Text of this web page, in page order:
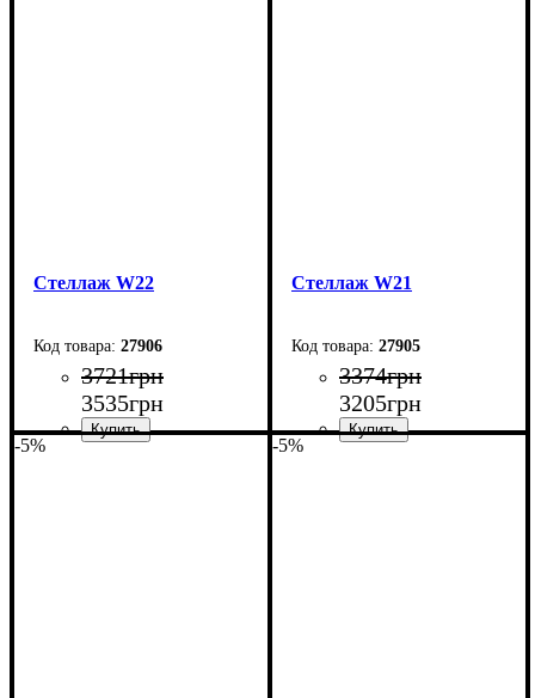
Стеллаж W22
27906
3721грн
3535грн
Стеллаж W21
27905
3374грн
3205грн
-5% -5%